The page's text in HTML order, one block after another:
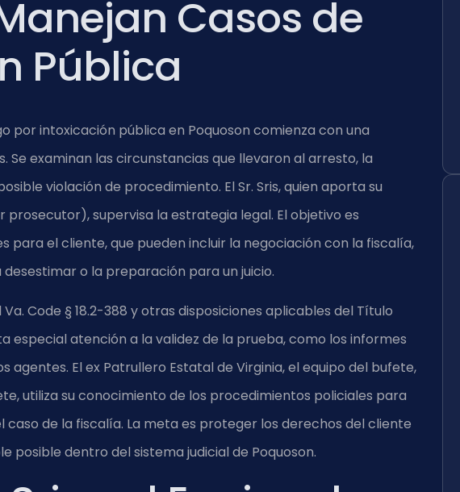
Casos de
Pública
por intoxicación pública en Poquoson comienza con una
Se examinan las circunstancias que llevaron al arresto, la
violación de procedimiento. El Sr. Sris, quien aporta su
supervisa la estrategia legal. El objetivo es
para el cliente, que pueden incluir la negociación con la fiscalía,
o la preparación para un juicio.
Code § 18.2-388 y otras disposiciones aplicables del Título
especial atención a la validez de la prueba, como los informes
agentes. El ex Patrullero Estatal de Virginia, el equipo del bufete,
utiliza su conocimiento de los procedimientos policiales para
de la fiscalía. La meta es proteger los derechos del cliente
posible dentro del sistema judicial de Poquoson.